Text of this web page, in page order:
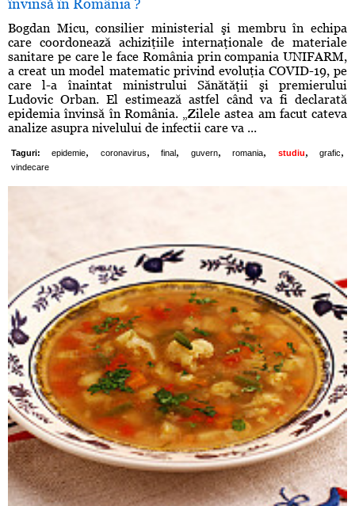
învinsă în România ?
Bogdan Micu, consilier ministerial şi membru în echipa
care coordonează achiziţiile internaţionale de materiale
sanitare pe care le face România prin compania UNIFARM,
a creat un model matematic privind evoluţia COVID-19, pe
care l-a înaintat ministrului Sănătăţii şi premierului
Ludovic Orban. El estimează astfel când va fi declarată
epidemia învinsă în România. „Zilele astea am facut cateva
analize asupra nivelului de infectii care va ...
Taguri: epidemie, coronavirus, final , guvern, romania, studiu, grafic,
vindecare